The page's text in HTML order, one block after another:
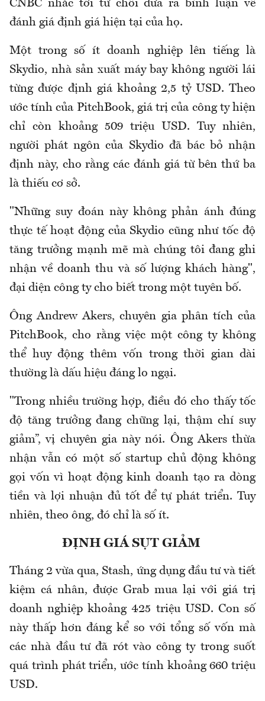
CNBC nhắc tới từ chối đưa ra bình luận về
đánh giá định giá hiện tại của họ.
Một trong số ít doanh nghiệp lên tiếng là
Skydio, nhà sản xuất máy bay không người lái
từng được định giá khoảng 2,5 tỷ USD. Theo
ước tính của PitchBook, giá trị của công ty hiện
chỉ còn khoảng 509 triệu USD. Tuy nhiên,
người phát ngôn của Skydio đã bác bỏ nhận
định này, cho rằng các đánh giá từ bên thứ ba
là thiếu cơ sở.
"Những suy đoán này không phản ánh đúng
thực tế hoạt động của Skydio cũng như tốc độ
tăng trưởng mạnh mẽ mà chúng tôi đang ghi
nhận về doanh thu và số lượng khách hàng",
đại diện công ty cho biết trong một tuyên bố.
Ông Andrew Akers, chuyên gia phân tích của
PitchBook, cho rằng việc một công ty không
thể huy động thêm vốn trong thời gian dài
thường là dấu hiệu đáng lo ngại.
"Trong nhiều trường hợp, điều đó cho thấy tốc
độ tăng trưởng đang chững lại, thậm chí suy
giảm”, vị chuyên gia này nói. Ông Akers thừa
nhận vẫn có một số startup chủ động không
gọi vốn vì hoạt động kinh doanh tạo ra dòng
tiền và lợi nhuận đủ tốt để tự phát triển. Tuy
nhiên, theo ông, đó chỉ là số ít.
ĐỊNH GIÁ SỤT GIẢM
Tháng 2 vừa qua, Stash, ứng dụng đầu tư và tiết
kiệm cá nhân, được Grab mua lại với giá trị
doanh nghiệp khoảng 425 triệu USD. Con số
này thấp hơn đáng kể so với tổng số vốn mà
các nhà đầu tư đã rót vào công ty trong suốt
quá trình phát triển, ước tính khoảng 660 triệu
USD.